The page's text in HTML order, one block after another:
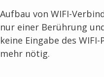
Aufbau von WIFI-
nur einer Berührung
keine Eingabe des
mehr nötig.